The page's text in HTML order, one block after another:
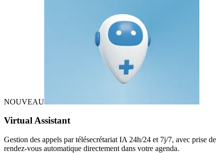
NOUVEAU
Virtual Assistant
Gestion des appels par télésecrétariat IA 24h/24 et 7j/7, avec prise de
rendez-vous automatique directement dans votre agenda.